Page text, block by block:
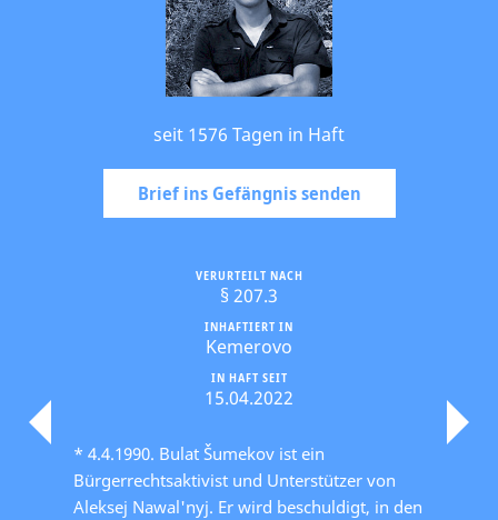
seit 1576 Tagen in Haft
Brief ins Gefängnis senden
IN HAFT SEIT
15.04.2022
INHAFTIERT IN
Kemerovo
VERURTEILT NACH
§ 207.3
* 4.4.1990. Bulat Šumekov ist ein
Bürgerrechtsaktivist und Unterstützer von
Aleksej Nawal'nyj. Er wird beschuldigt, in den